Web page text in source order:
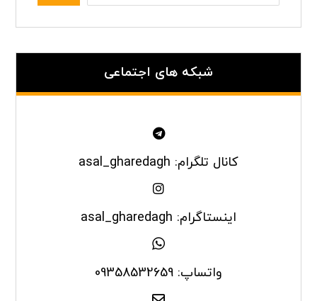
شبکه های اجتماعی
کانال تلگرام: asal_gharedagh
اینستاگرام: asal_gharedagh
واتساپ: 09358532659